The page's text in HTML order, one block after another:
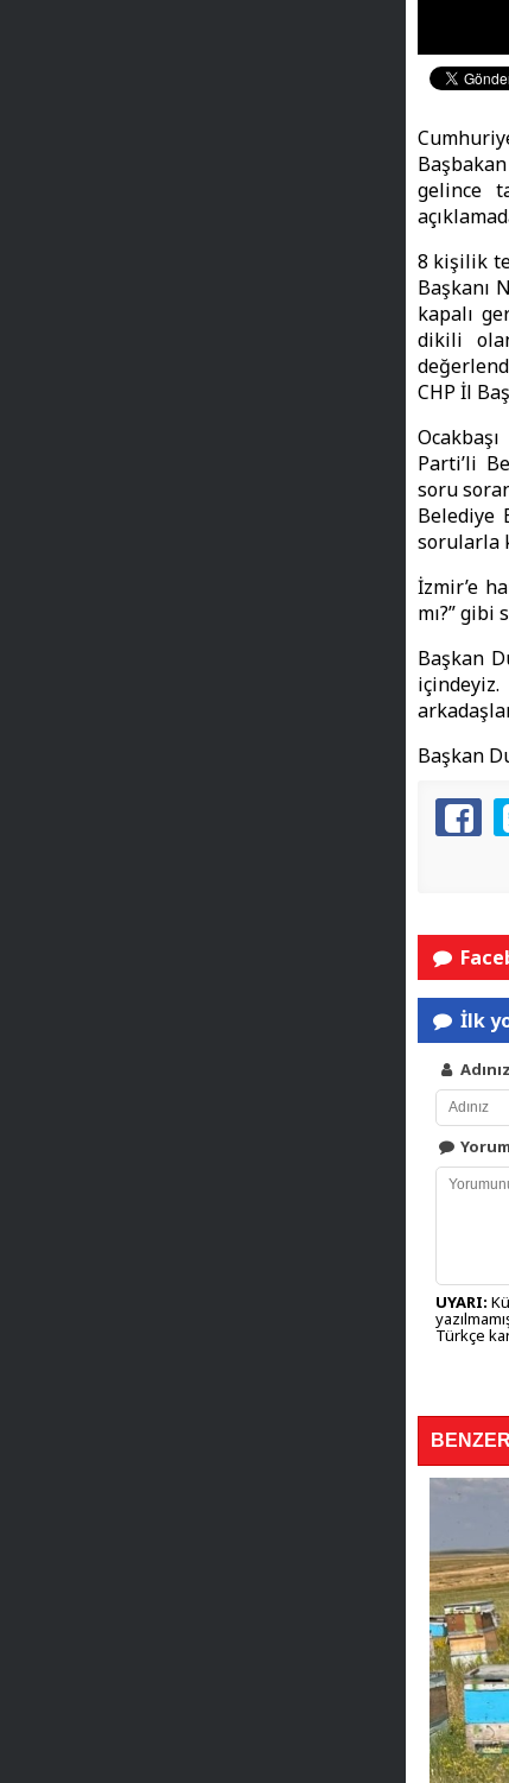
gelince
8 kişilik
Başkanı
kapalı
dikili
CHP İl
Parti’li
soru
Belediye
sorularla
İzmir’e
mı?” gibi
Başkan
Başkan
İlk
Adınız
UYARI:
Türkçe